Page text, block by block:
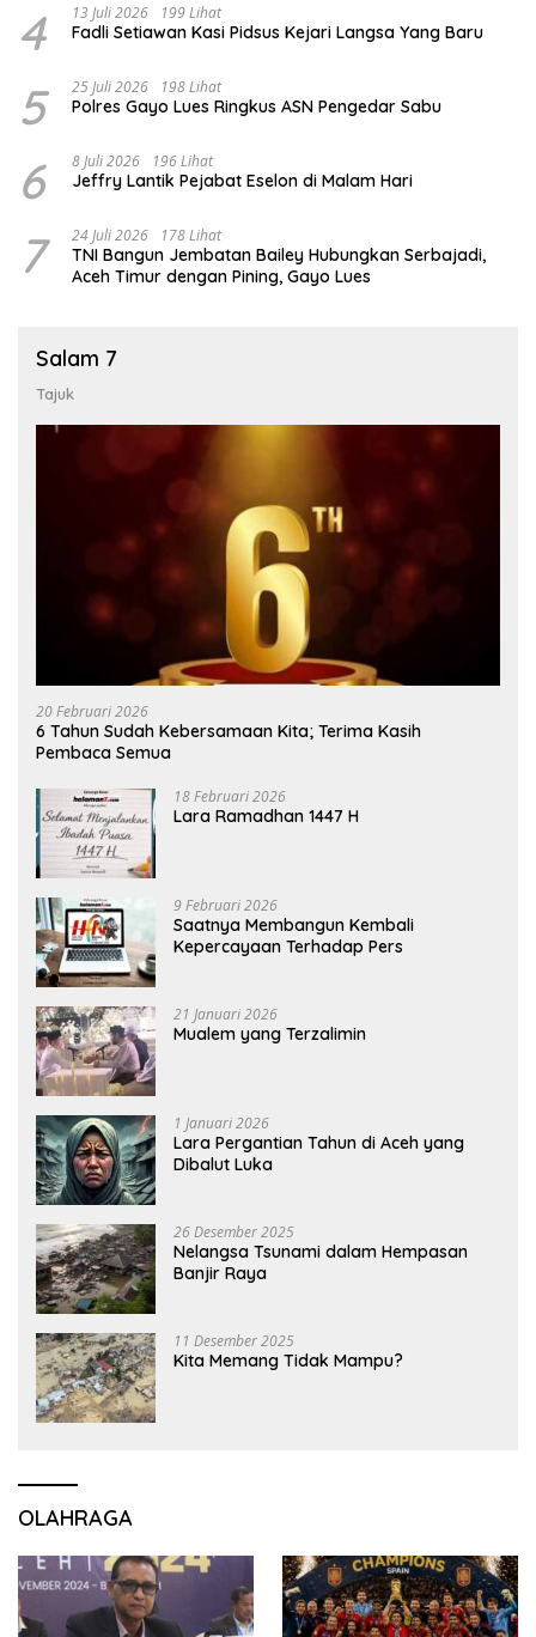
4 13 Juli 2026 199 Lihat
Fadli Setiawan Kasi Pidsus Kejari Langsa Yang Baru
5 25 Juli 2026 198 Lihat
Polres Gayo Lues Ringkus ASN Pengedar Sabu
6 8 Juli 2026 196 Lihat
Jeffry Lantik Pejabat Eselon di Malam Hari
7 24 Juli 2026 178 Lihat
TNI Bangun Jembatan Bailey Hubungkan Serbajadi,
Aceh Timur dengan Pining, Gayo Lues
Salam 7
Tajuk
20 Februari 2026
6 Tahun Sudah Kebersamaan Kita; Terima Kasih
Pembaca Semua
18 Februari 2026
Lara Ramadhan 1447 H
9 Februari 2026
Saatnya Membangun Kembali
Kepercayaan Terhadap Pers
21 Januari 2026
Mualem yang Terzalimin
1 Januari 2026
Lara Pergantian Tahun di Aceh yang
Dibalut Luka
26 Desember 2025
Nelangsa Tsunami dalam Hempasan
Banjir Raya
11 Desember 2025
Kita Memang Tidak Mampu?
OLAHRAGA